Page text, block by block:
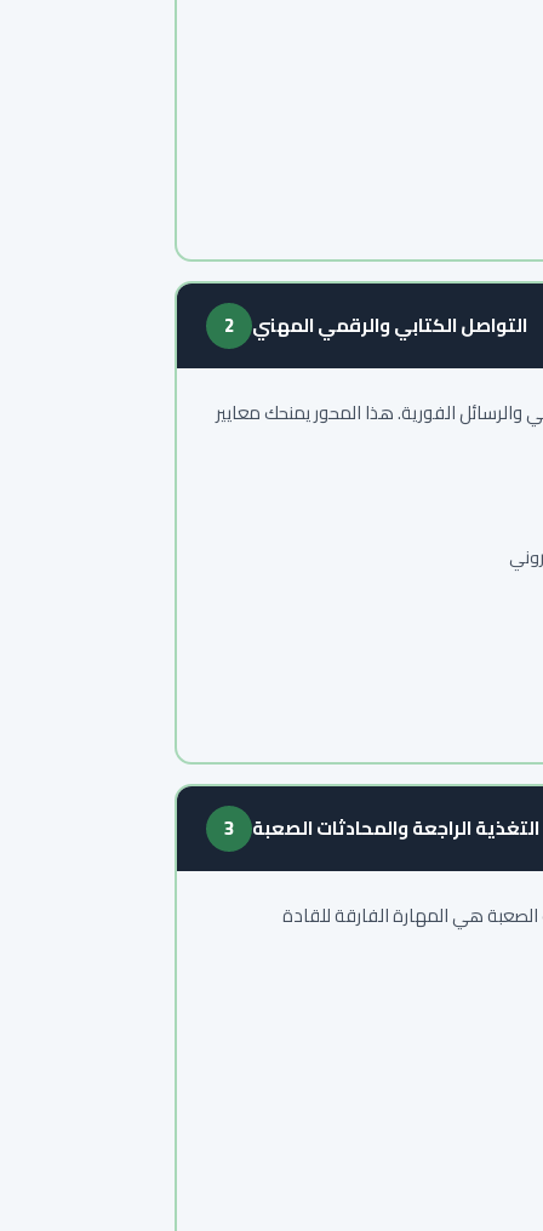
2 التواصل الكتابي والرقمي المهني
والرسائل الفورية. هذا المحور يمنحك معايير
3 التغذية الراجعة والمحادثات الصعبة
الصعبة هي المهارة الفارقة للقادة